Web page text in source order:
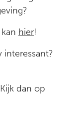
hier!
interessant?
dan op